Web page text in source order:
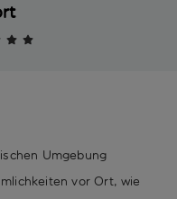
Umgebung
vor Ort, wie